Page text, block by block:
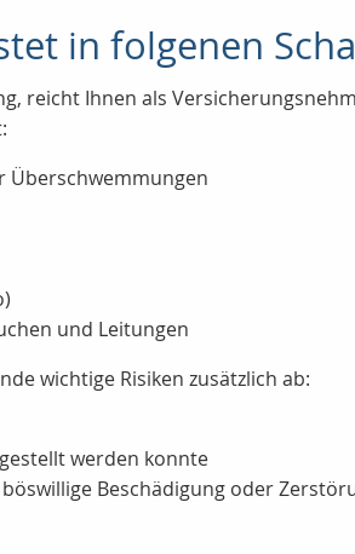
in folgenen
reicht Ihnen als
Überschwemmungen
und Leitungen
wichtige Risiken zusätzlich ab:
werden konnte
Beschädigung oder